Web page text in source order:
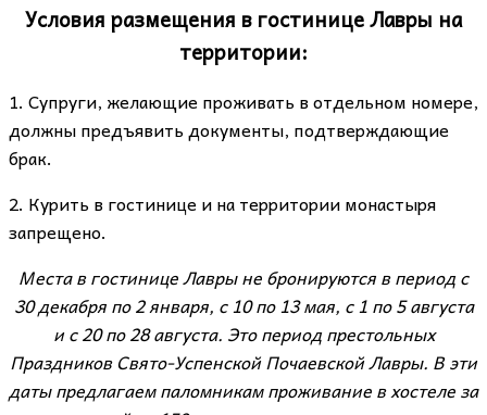
Условия размещения в гостинице Лавры на
территории:
1. Супруги, желающие проживать в отдельном номере,
должны предъявить документы, подтверждающие
брак.
2. Курить в гостинице и на территории монастыря
запрещено.
Места в гостинице Лавры не бронируются в период с
30 декабря по 2 января, с 10 по 13 мая, с 1 по 5 августа
и с 20 по 28 августа. Это период престольных
Праздников Свято-Успенской Почаевской Лавры. В эти
даты предлагаем паломникам проживание в хостеле за